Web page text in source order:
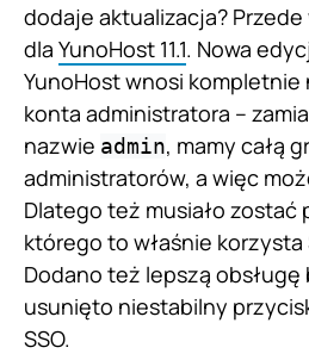
dodaje aktualizacja?
dla YunoHost 11.1. Nowa
YunoHost wnosi
konta administratora –
nazwie admin, mamy całą
administratorów, a więc
Dlatego też musiało zostać
którego to właśnie korzysta
Dodano też lepszą obsługę
usunięto niestabilny
SSO.